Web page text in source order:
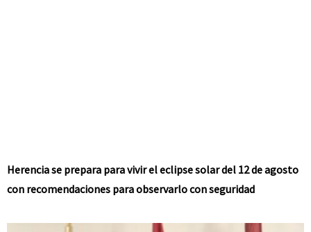
Herencia se prepara para vivir el eclipse solar del 12 de agosto
con recomendaciones para observarlo con seguridad